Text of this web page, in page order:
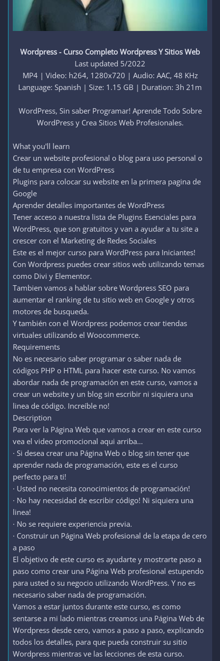
Wordpress - Curso Completo Wordpress Y Sitios Web
Last updated 5/2022
MP4 | Video: h264, 1280x720 | Audio: AAC, 48 KHz
Language: Spanish | Size: 1.15 GB | Duration: 3h 21m
WordPress, Sin saber Programar! Aprende Todo Sobre
WordPress y Crea Sitios Web Profesionales.​
What you'll learn
Crear un website profesional o blog para uso personal o
de tu empresa con WordPress
Plugins para colocar su website en la primera pagina de
Google
Aprender detalles importantes de WordPress
Tener acceso a nuestra lista de Plugins Esenciales para
WordPress, que son gratuitos y van a ayudar a tu site a
crescer con el Marketing de Redes Sociales
Este es el mejor curso para WordPress para Iniciantes!
Con Wordpress puedes crear sitios web utilizando temas
como Divi y Elementor.
Tambien vamos a hablar sobre Wordpress SEO para
aumentar el ranking de tu sitio web en Google y otros
motores de busqueda.
Y también con el Wordpress podemos crear tiendas
virtuales utilizando el Woocommerce.
Requirements
No es necesario saber programar o saber nada de
códigos PHP o HTML para hacer este curso. No vamos
abordar nada de programación en este curso, vamos a
crear un website y un blog sin escribir ni siquiera una
linea de código. Increíble no!
Description
Para ver la Página Web que vamos a crear en este curso
vea el video promocional aqui arriba...
· Si desea crear una Página Web o blog sin tener que
aprender nada de programación, este es el curso
perfecto para ti!
· Usted no necesita conocimientos de programación!
· No hay necesidad de escribir código! Ni siquiera una
linea!
· No se requiere experiencia previa.
· Construir un Página Web profesional de la etapa de cero
a paso
El objetivo de este curso es ayudarte y mostrarte paso a
paso como crear una Página Web profesional estupendo
para usted o su negocio utilizando WordPress. Y no es
necesario saber nada de programación.
Vamos a estar juntos durante este curso, es como
sentarse a mi lado mientras creamos una Página Web de
Wordpress desde cero, vamos a paso a paso, explicando
todos los detalles, para que pueda construir su sitio
Wordpress mientras ve las lecciones de esta curso.